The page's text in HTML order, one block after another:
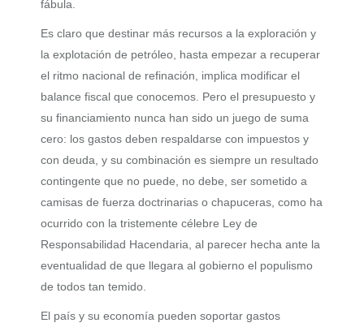
fábula.
Es claro que destinar más recursos a la exploración y
la explotación de petróleo, hasta empezar a recuperar
el ritmo nacional de refinación, implica modificar el
balance fiscal que conocemos. Pero el presupuesto y
su financiamiento nunca han sido un juego de suma
cero: los gastos deben respaldarse con impuestos y
con deuda, y su combinación es siempre un resultado
contingente que no puede, no debe, ser sometido a
camisas de fuerza doctrinarias o chapuceras, como ha
ocurrido con la tristemente célebre Ley de
Responsabilidad Hacendaria, al parecer hecha ante la
eventualidad de que llegara al gobierno el populismo
de todos tan temido.
El país y su economía pueden soportar gastos